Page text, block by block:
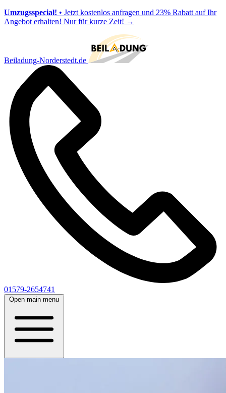
Umzugsspecial! • Jetzt kostenlos anfragen und 23% Rabatt auf Ihr
Angebot erhalten! Nur für kurze Zeit! →
Beiladung-Norderstedt.de
01579-2654741
Open main menu